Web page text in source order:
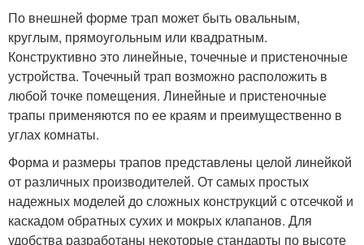
По внешней форме трап может быть овальным,
круглым, прямоугольным или квадратным.
Конструктивно это линейные, точечные и пристеночные
устройства. Точечный трап возможно расположить в
любой точке помещения. Линейные и пристеночные
трапы применяются по ее краям и преимущественно в
углах комнаты.
Форма и размеры трапов представлены целой линейкой
от различных производителей. От самых простых
надежных моделей до сложных конструкций с отсечкой и
каскадом обратных сухих и мокрых клапанов. Для
удобства разработаны некоторые стандарты по высоте